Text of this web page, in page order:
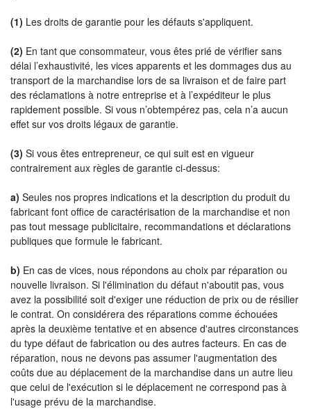
(1) Les droits de garantie pour les défauts s'appliquent.
(2) En tant que consommateur, vous êtes prié de vérifier sans
délai l’exhaustivité, les vices apparents et les dommages dus au
transport de la marchandise lors de sa livraison et de faire part
des réclamations à notre entreprise et à l’expéditeur le plus
rapidement possible. Si vous n’obtempérez pas, cela n’a aucun
effet sur vos droits légaux de garantie.
(3) Si vous êtes entrepreneur, ce qui suit est en vigueur
contrairement aux règles de garantie ci-dessus:
a) Seules nos propres indications et la description du produit du
fabricant font office de caractérisation de la marchandise et non
pas tout message publicitaire, recommandations et déclarations
publiques que formule le fabricant.
b) En cas de vices, nous répondons au choix par réparation ou
nouvelle livraison. Si l'élimination du défaut n'aboutit pas, vous
avez la possibilité soit d'exiger une réduction de prix ou de résilier
le contrat. On considérera des réparations comme échouées
après la deuxième tentative et en absence d'autres circonstances
du type défaut de fabrication ou des autres facteurs. En cas de
réparation, nous ne devons pas assumer l'augmentation des
coûts due au déplacement de la marchandise dans un autre lieu
que celui de l'exécution si le déplacement ne correspond pas à
l'usage prévu de la marchandise.